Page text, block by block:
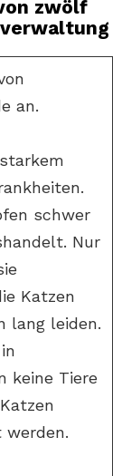
zwölf
an.
schwer
Nur
Katzen
lang leiden.
keine Tiere
werden.